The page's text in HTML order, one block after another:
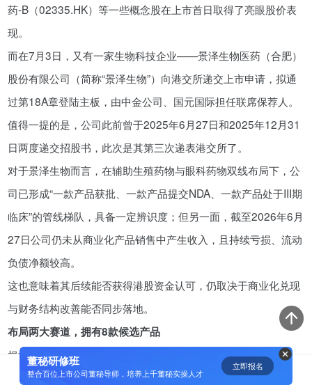
年入百万，也不一定能看懂“商业
资鲸精选 | 迈瑞医疗上市：是王者
归来，还是“毒角兽”降临？
09-29
短视频用户规模超2.4亿 商业模式
仍处于探索当中
07-24
腾讯与马化腾：腾讯五虎是如何分
配股权的
08-01
资鲸精选 | Airbnb天使轮融资BP只
有这14页，但足以打动投资人
11-21
药-B（02335.HK）等一些概念股在上市首日取得了亮眼股价表
现。
而在7月3日，又有一家生物科技企业——景泽生物医药（合肥）
股份有限公司（简称“景泽生物”）向港交所递交上市申请，拟通
过第18A章登陆主板，由中金公司、国元国际担任联席保荐人。
值得一提的是，公司此前曾于2025年6月27日和2025年12月31
日两度递交招股书，此次是其第三次递表港交所了。
对于景泽生物而言，在辅助生殖药物与眼科药物双线布局下，公
司已形成“一款产品获批、一款产品提交NDA、一款产品处于III期
临床”的管线梯队，具备一定辨识度；但另一面，截至2026年6月
27日公司仍未从商业化产品销售中产生收入，且持续亏损、流动
负债净额较高。
这也意味着其后续能否获得港股资金认可，仍取决于商业化兑现
与财务结构改善能否同步落地。
布局两大赛道，拥有8款候选产品
根据资料，景泽生物是一家历史可追溯至2014年的生物制药公
司，主要聚焦辅助生殖药物和眼科药物两大方向。公司目前最核
董秘研修班
整合百位上市公司董秘导师，培养上千董秘实操人才
立即报名